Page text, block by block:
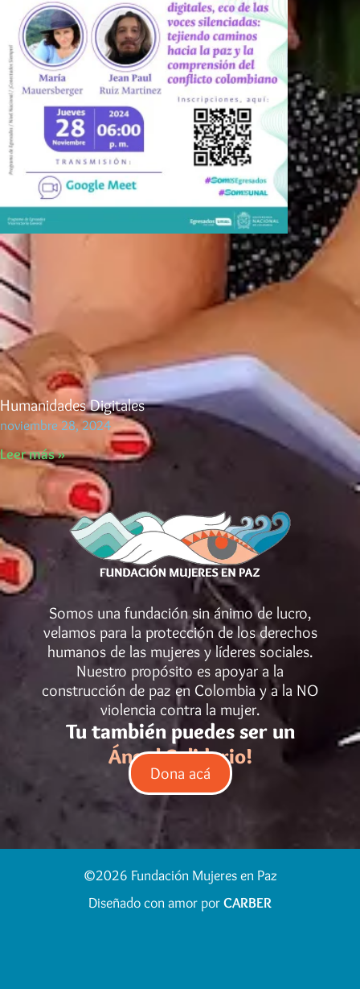
Somos una fundación sin ánimo de lucro,
velamos para la protección de los derechos
humanos de las mujeres y líderes sociales.
Nuestro propósito es apoyar a la
construcción de paz en Colombia y a la NO
violencia contra la mujer.
Tu también puedes ser un
Ángel Solidario!
Dona acá
Humanidades Digitales
noviembre 28, 2024
Leer más »
©2026 Fundación Mujeres en Paz
Diseñado con amor porCARBER